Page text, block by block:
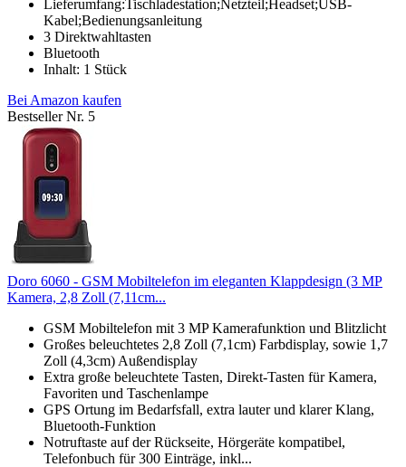
Lieferumfang:Tischladestation;Netzteil;Headset;USB-
Kabel;Bedienungsanleitung
3 Direktwahltasten
Bluetooth
Inhalt: 1 Stück
Bei Amazon kaufen
Bestseller Nr. 5
Doro 6060 - GSM Mobiltelefon im eleganten Klappdesign (3 MP
Kamera, 2,8 Zoll (7,11cm...
GSM Mobiltelefon mit 3 MP Kamerafunktion und Blitzlicht
Großes beleuchtetes 2,8 Zoll (7,1cm) Farbdisplay, sowie 1,7
Zoll (4,3cm) Außendisplay
Extra große beleuchtete Tasten, Direkt-Tasten für Kamera,
Favoriten und Taschenlampe
GPS Ortung im Bedarfsfall, extra lauter und klarer Klang,
Bluetooth-Funktion
Notruftaste auf der Rückseite, Hörgeräte kompatibel,
Telefonbuch für 300 Einträge, inkl...